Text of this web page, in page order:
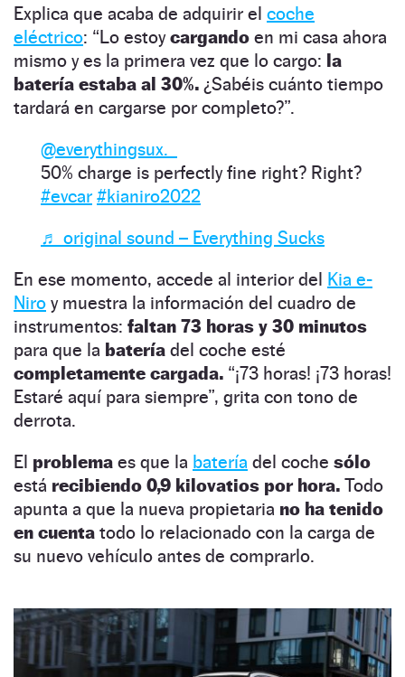
Explica que acaba de adquirir el coche
eléctrico: “Lo estoycargando en mi casa ahora
mismo y es la primera vez que lo cargo: la
batería estaba al 30%. ¿Sabéis cuánto tiempo
tardará en cargarse por completo?”.
@everythingsux._
50% charge is perfectly fine right? Right?
#evcar #kianiro2022
♬ original sound – Everything Sucks
En ese momento, accede al interior del Kia e-
Niro y muestra la información del cuadro de
instrumentos: faltan 73 horas y 30 minutos
para que la batería del coche esté
completamente cargada. “¡73 horas! ¡73 horas!
Estaré aquí para siempre”, grita con tono de
derrota.
El problema es que la batería del coche sólo
está recibiendo 0,9 kilovatios por hora. Todo
apunta a que la nueva propietaria no ha tenido
en cuenta todo lo relacionado con la carga de
su nuevo vehículo antes de comprarlo.